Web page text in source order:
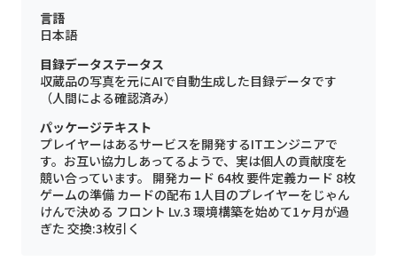
言語
日本語
目録データステータス
収蔵品の写真を元にAIで自動生成した目録データです
（人間による確認済み）
パッケージテキスト
プレイヤーはあるサービスを開発するITエンジニアで
す。お互い協力しあってるようで、実は個人の貢献度を
競い合っています。 開発カード 64枚 要件定義カード 8枚
ゲームの準備 カードの配布 1人目のプレイヤーをじゃん
けんで決める フロント Lv.3 環境構築を始めて1ヶ月が過
ぎた 交換:3枚引く